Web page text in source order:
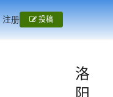
注册 投稿
洛